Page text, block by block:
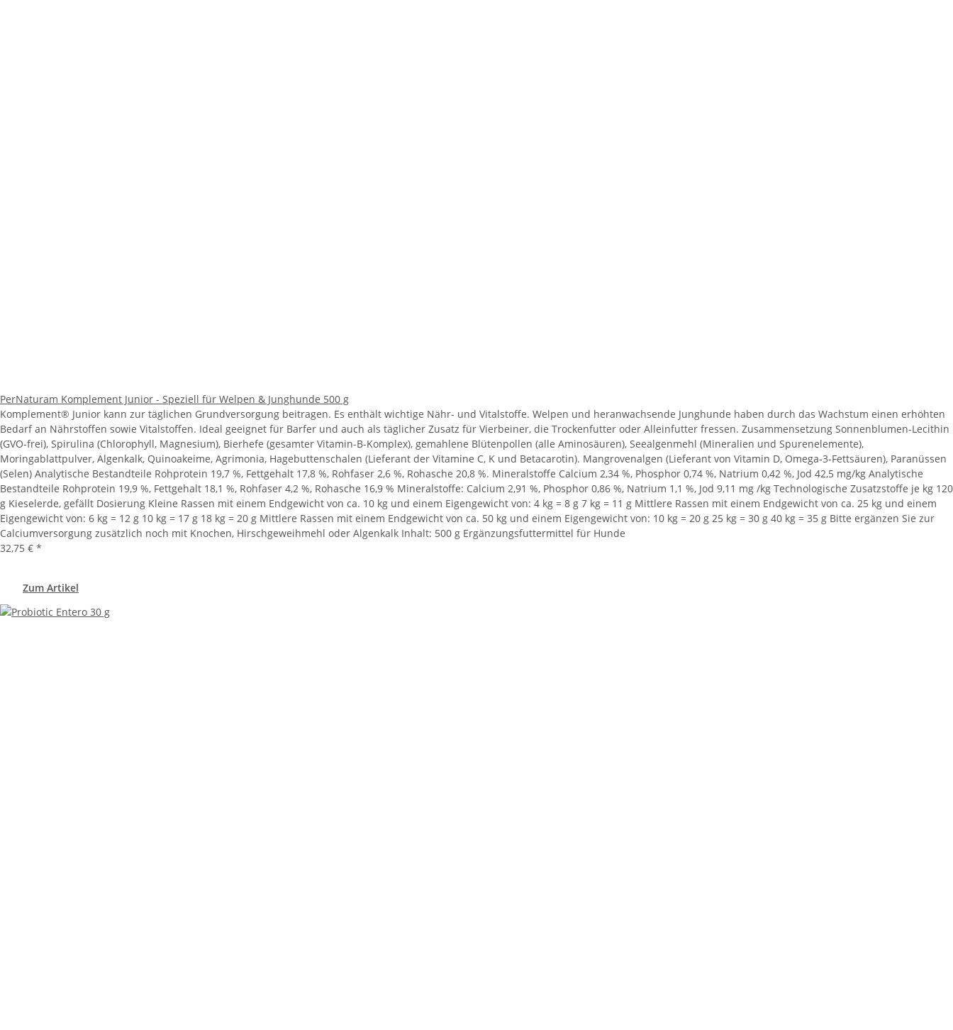
PerNaturam Komplement Junior - Speziell für Welpen & Junghunde 500 g
Komplement® Junior kann zur täglichen Grundversorgung beitragen. Es enthält wichtige Nähr- und Vitalstoffe. Welpen und heranwachsende Junghunde haben durch das Wachstum einen erhöhten
Bedarf an Nährstoffen sowie Vitalstoffen. Ideal geeignet für Barfer und auch als täglicher Zusatz für Vierbeiner, die Trockenfutter oder Alleinfutter fressen. Zusammensetzung Sonnenblumen-Lecithin
(GVO-frei), Spirulina (Chlorophyll, Magnesium), Bierhefe (gesamter Vitamin-B-Komplex), gemahlene Blütenpollen (alle Aminosäuren), Seealgenmehl (Mineralien und Spurenelemente),
Moringablattpulver, Algenkalk, Quinoakeime, Agrimonia, Hagebuttenschalen (Lieferant der Vitamine C, K und Betacarotin). Mangrovenalgen (Lieferant von Vitamin D, Omega-3-Fettsäuren), Paranüssen
(Selen) Analytische Bestandteile Rohprotein 19,7 %, Fettgehalt 17,8 %, Rohfaser 2,6 %, Rohasche 20,8 %. Mineralstoffe Calcium 2,34 %, Phosphor 0,74 %, Natrium 0,42 %, Jod 42,5 mg/kg Analytische
Bestandteile Rohprotein 19,9 %, Fettgehalt 18,1 %, Rohfaser 4,2 %, Rohasche 16,9 % Mineralstoffe: Calcium 2,91 %, Phosphor 0,86 %, Natrium 1,1 %, Jod 9,11 mg /kg Technologische Zusatzstoffe je kg 120
g Kieselerde, gefällt Dosierung Kleine Rassen mit einem Endgewicht von ca. 10 kg und einem Eigengewicht von: 4 kg = 8 g 7 kg = 11 g Mittlere Rassen mit einem Endgewicht von ca. 25 kg und einem
Eigengewicht von: 6 kg = 12 g 10 kg = 17 g 18 kg = 20 g Mittlere Rassen mit einem Endgewicht von ca. 50 kg und einem Eigengewicht von: 10 kg = 20 g 25 kg = 30 g 40 kg = 35 g Bitte ergänzen Sie zur
Calciumversorgung zusätzlich noch mit Knochen, Hirschgeweihmehl oder Algenkalk Inhalt: 500 g Ergänzungsfuttermittel für Hunde
32,75 € *
Zum Artikel